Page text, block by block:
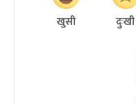
खुसी दुःखी